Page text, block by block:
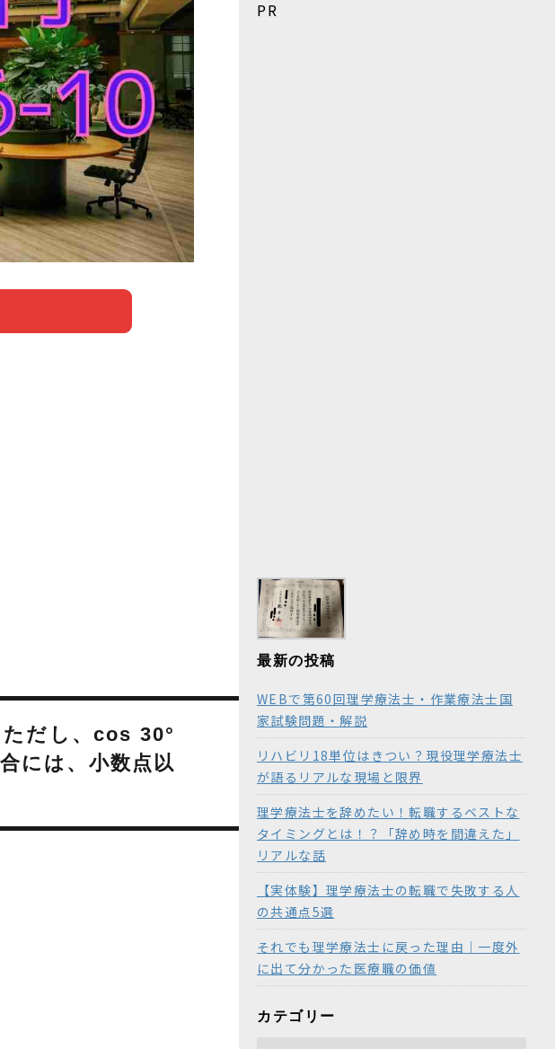
だし、cos 30°
には、小数点以
PR
最新の投稿
WEBで第60回理学療法士・作業療法士国
家試験問題・解説
リハビリ18単位はきつい？現役理学療法士
が語るリアルな現場と限界
理学療法士を辞めたい！転職するベストな
タイミングとは！？「辞め時を間違えた」
リアルな話
【実体験】理学療法士の転職で失敗する人
の共通点5選
それでも理学療法士に戻った理由｜一度外
に出て分かった医療職の価値
カテゴリー